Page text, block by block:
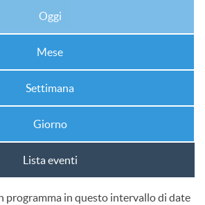
Oggi
Mese
Settimana
Giorno
Lista eventi
programma in questo intervallo di date